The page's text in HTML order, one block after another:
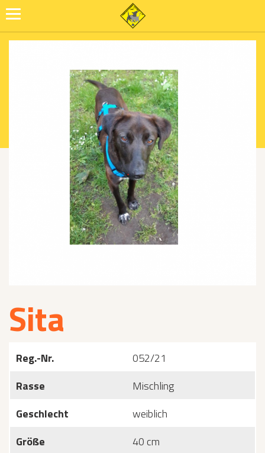
Sita
Reg.-Nr.
052/21
Rasse
Mischling
Geschlecht
weiblich
Größe
40 cm